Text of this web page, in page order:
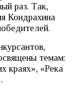
раз. Так,
Кондрахина
темам:
краях», «Река